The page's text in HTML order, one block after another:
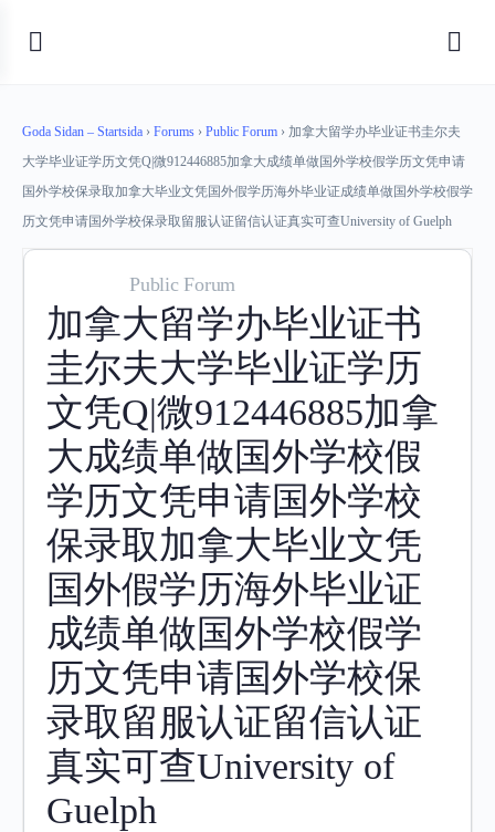
Goda Sidan – Startsida › Forums › Public Forum › 加拿大留学办毕业证书圭尔夫
大学毕业证学历文凭Q|微912446885加拿大成绩单做国外学校假学历文凭申请
国外学校保录取加拿大毕业文凭国外假学历海外毕业证成绩单做国外学校假学
历文凭申请国外学校保录取留服认证留信认证真实可查University of Guelph
Public Forum
加拿大留学办毕业证书
圭尔夫大学毕业证学历
文凭Q|微912446885加拿
大成绩单做国外学校假
学历文凭申请国外学校
保录取加拿大毕业文凭
国外假学历海外毕业证
成绩单做国外学校假学
历文凭申请国外学校保
录取留服认证留信认证
真实可查University of
Guelph